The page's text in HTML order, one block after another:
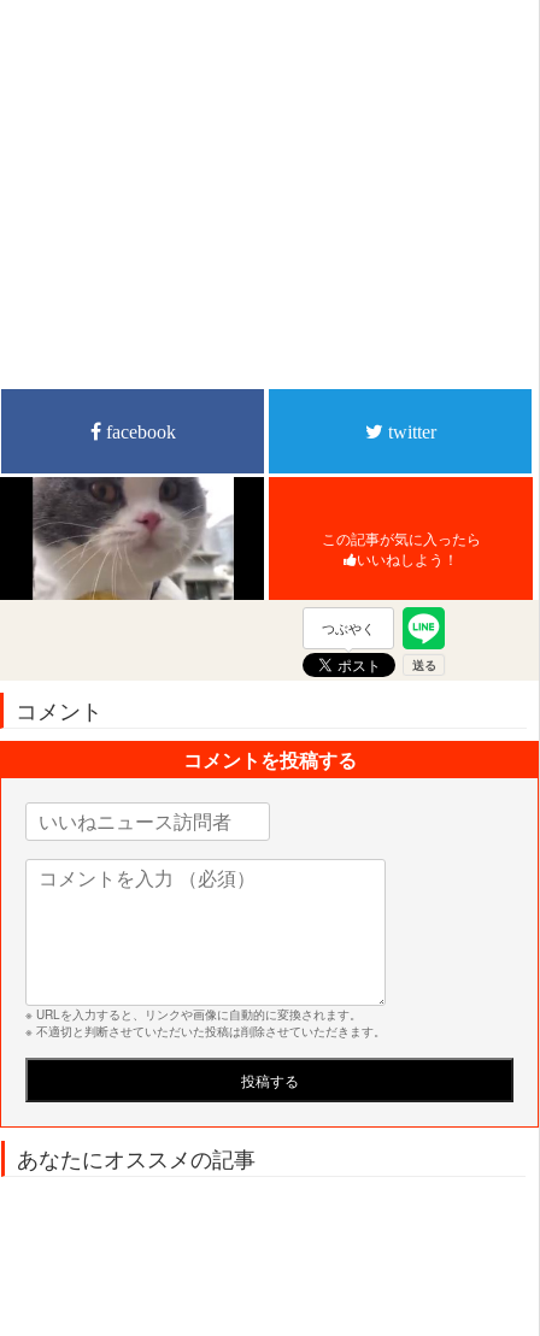
facebook twitter
この記事が気に入ったら
いいねしよう！
つぶやく
コメント
コメントを投稿する
※ URLを入力すると、リンクや画像に自動的に変換されます。
※ 不適切と判断させていただいた投稿は削除させていただきます。
あなたにオススメの記事